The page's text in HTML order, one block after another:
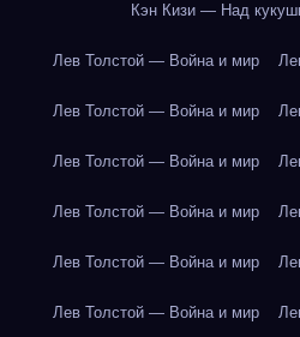
Кэн Кизи — Над
Лев Толстой — Война и мир
Лев Толстой — Война и мир
Лев Толстой — Война и мир
Лев Толстой — Война и мир
Лев Толстой — Война и мир
Лев Толстой — Война и мир